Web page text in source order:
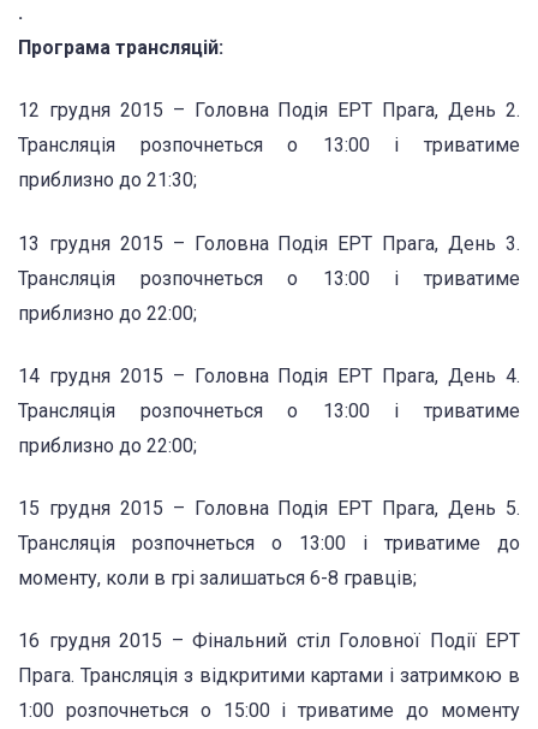
.
Програма трансляцій:
12 грудня 2015 – Головна Подія EPT Прага, День 2.
Трансляція розпочнеться о 13:00 і триватиме
приблизно до 21:30;
13 грудня 2015 – Головна Подія EPT Прага, День 3.
Трансляція розпочнеться о 13:00 і триватиме
приблизно до 22:00;
14 грудня 2015 – Головна Подія EPT Прага, День 4.
Трансляція розпочнеться о 13:00 і триватиме
приблизно до 22:00;
15 грудня 2015 – Головна Подія EPT Прага, День 5.
Трансляція розпочнеться о 13:00 і триватиме до
моменту, коли в грі залишаться 6-8 гравців;
16 грудня 2015 – Фінальний стіл Головної Події EPT
Прага. Трансляція з відкритими картами і затримкою в
1:00 розпочнеться о 15:00 і триватиме до моменту